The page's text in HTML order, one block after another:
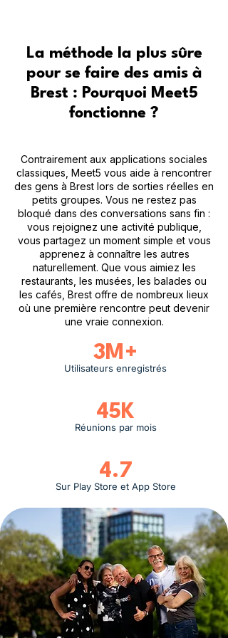
La méthode la plus sûre
pour se faire des amis à
Brest : Pourquoi Meet5
fonctionne ?
Contrairement aux applications sociales
classiques, Meet5 vous aide à rencontrer
des gens à Brest lors de sorties réelles en
petits groupes. Vous ne restez pas
bloqué dans des conversations sans fin :
vous rejoignez une activité publique,
vous partagez un moment simple et vous
apprenez à connaître les autres
naturellement. Que vous aimiez les
restaurants, les musées, les balades ou
les cafés, Brest offre de nombreux lieux
où une première rencontre peut devenir
une vraie connexion.
3M+
Utilisateurs enregistrés
45K
Réunions par mois
4.7
Sur Play Store et App Store